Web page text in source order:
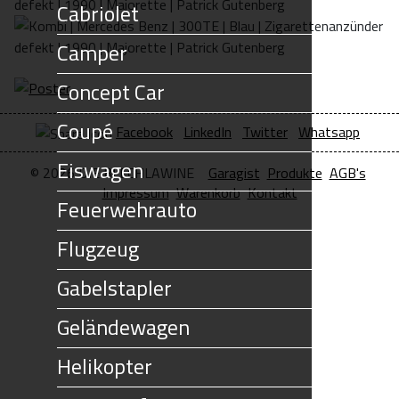
Cabriolet
Camper
Concept Car
Coupé
Eiswagen
Feuerwehrauto
Flugzeug
Gabelstapler
Geländewagen
Helikopter
Facebook LinkedIn Twitter Whatsapp
© 2026 DIE BLECHLAWINE Garagist Produkte AGB's
Impressum Warenkorb Kontakt